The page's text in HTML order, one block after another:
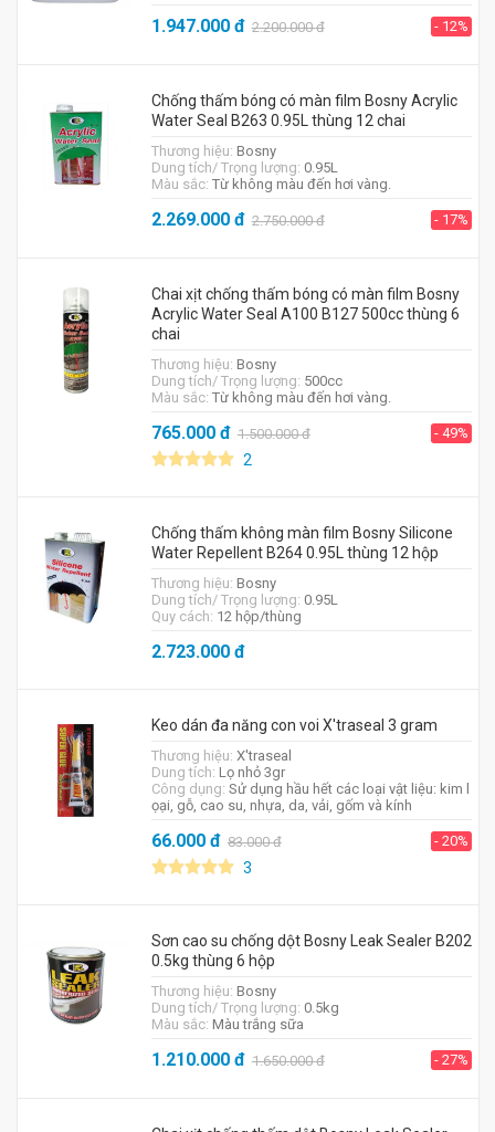
1.947.000đ 2.200.000đ - 12%
Chống thấm bóng có màn film Bosny Acrylic
Water Seal B263 0.95L thùng 12 chai
Thương hiệu: Bosny
Dung tích/ Trọng lượng: 0.95L
Màu sắc: Từ không màu đến hơi vàng.
2.269.000đ 2.750.000đ - 17%
Chai xịt chống thấm bóng có màn film Bosny
Acrylic Water Seal A100 B127 500cc thùng 6
chai
Thương hiệu: Bosny
Dung tích/ Trọng lượng: 500cc
Màu sắc: Từ không màu đến hơi vàng.
765.000đ 1.500.000đ - 49%
2
Chống thấm không màn film Bosny Silicone
Water Repellent B264 0.95L thùng 12 hộp
Thương hiệu: Bosny
Dung tích/ Trọng lượng: 0.95L
Quy cách: 12 hộp/thùng
2.723.000đ
Keo dán đa năng con voi X'traseal 3 gram
Thương hiệu: X'traseal
Dung tích: Lọ nhỏ 3gr
Công dụng: Sử dụng hầu hết các loại vật liệu: kim l
ọại, gỗ, cao su, nhựa, da, vải, gốm và kính
66.000đ 83.000đ - 20%
3
Sơn cao su chống dột Bosny Leak Sealer B202
0.5kg thùng 6 hộp
Thương hiệu: Bosny
Dung tích/ Trọng lượng: 0.5kg
Màu sắc: Màu trắng sữa
1.210.000đ 1.650.000đ - 27%